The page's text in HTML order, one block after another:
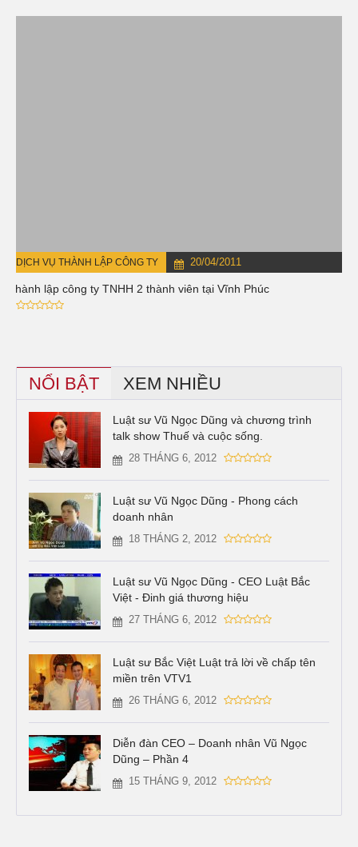
DỊCH VỤ THÀNH LẬP CÔNG TY 20/04/2011
Thành lập công ty TNHH 2 thành viên tại Vĩnh Phúc
NỔI BẬT XEM NHIỀU
Luật sư Vũ Ngọc Dũng và chương trình
talk show Thuế và cuộc sống.
28 THÁNG 6, 2012
Luật sư Vũ Ngọc Dũng - Phong cách
doanh nhân
18 THÁNG 2, 2012
Luật sư Vũ Ngọc Dũng - CEO Luật Bắc
Việt - Đinh giá thương hiệu
27 THÁNG 6, 2012
Luật sư Bắc Việt Luật trả lời về chấp tên
miền trên VTV1
26 THÁNG 6, 2012
Diễn đàn CEO – Doanh nhân Vũ Ngọc
Dũng – Phần 4
15 THÁNG 9, 2012